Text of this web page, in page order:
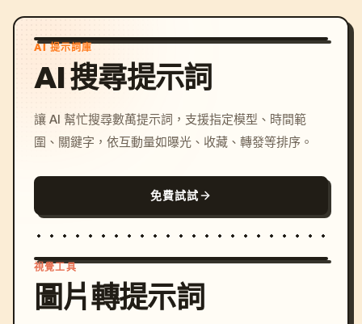
AI 提示詞庫
AI 搜尋提示詞
讓 AI 幫忙搜尋數萬提示詞，支援指定模型、時間範
圍、關鍵字，依互動量如曝光、收藏、轉發等排序。
免費試試
視覺工具
圖片轉提示詞